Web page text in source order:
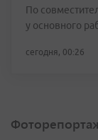
По
у основного
сегодня, 00:26